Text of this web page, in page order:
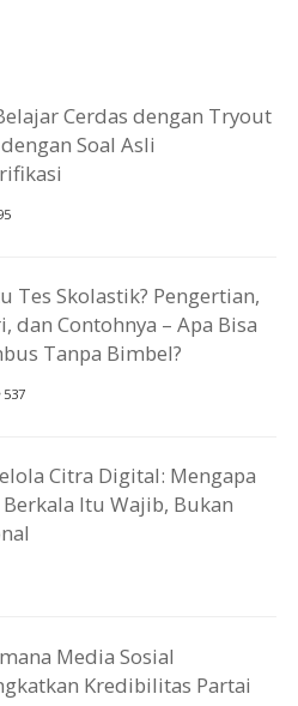
Cerdas dengan Tryout
dengan Soal Asli
Tes Skolastik? Pengertian,
dan Contohnya – Apa Bisa
Tanpa Bimbel?
537
Citra Digital: Mengapa
Itu Wajib, Bukan
Media Sosial
Kredibilitas Partai